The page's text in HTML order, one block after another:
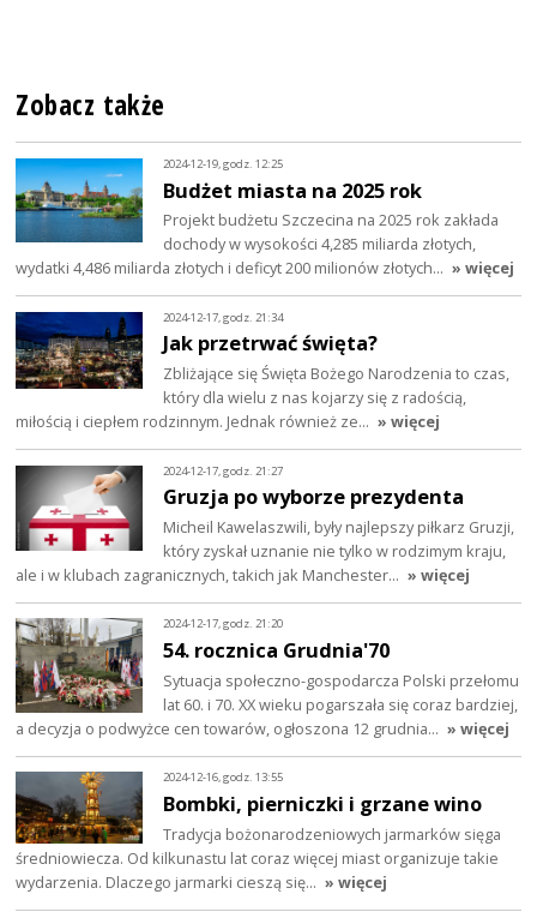
Zobacz także
2024-12-19, godz. 12:25
Budżet miasta na 2025 rok
Projekt budżetu Szczecina na 2025 rok zakłada
dochody w wysokości 4,285 miliarda złotych,
wydatki 4,486 miliarda złotych i deficyt 200 milionów złotych… » więcej
2024-12-17, godz. 21:34
Jak przetrwać święta?
Zbliżające się Święta Bożego Narodzenia to czas,
który dla wielu z nas kojarzy się z radością,
miłością i ciepłem rodzinnym. Jednak również ze… » więcej
2024-12-17, godz. 21:27
Gruzja po wyborze prezydenta
Micheil Kawelaszwili, były najlepszy piłkarz Gruzji,
który zyskał uznanie nie tylko w rodzimym kraju,
ale i w klubach zagranicznych, takich jak Manchester… » więcej
2024-12-17, godz. 21:20
54. rocznica Grudnia'70
Sytuacja społeczno-gospodarcza Polski przełomu
lat 60. i 70. XX wieku pogarszała się coraz bardziej,
a decyzja o podwyżce cen towarów, ogłoszona 12 grudnia… » więcej
2024-12-16, godz. 13:55
Bombki, pierniczki i grzane wino
Tradycja bożonarodzeniowych jarmarków sięga
średniowiecza. Od kilkunastu lat coraz więcej miast organizuje takie
wydarzenia. Dlaczego jarmarki cieszą się… » więcej